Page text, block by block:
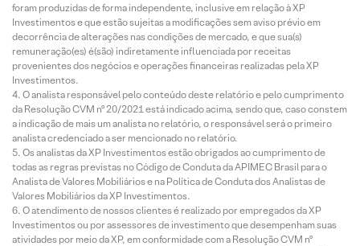
foram produzidas de forma independente, inclusive em relação à XP
Investimentos e que estão sujeitas a modificações sem aviso prévio em
decorrência de alterações nas condições de mercado, e que sua(s)
remuneração(es) é(são) indiretamente influenciada por receitas
provenientes dos negócios e operações financeiras realizadas pela XP
Investimentos.
O analista responsável pelo conteúdo deste relatório e pelo cumprimento
da Resolução CVM nº 20/2021 está indicado acima, sendo que, caso constem
a indicação de mais um analista no relatório, o responsável será o primeiro
analista credenciado a ser mencionado no relatório.
Os analistas da XP Investimentos estão obrigados ao cumprimento de
todas as regras previstas no Código de Conduta da APIMEC Brasil para o
Analista de Valores Mobiliários e na Política de Conduta dos Analistas de
Valores Mobiliários da XP Investimentos.
O atendimento de nossos clientes é realizado por empregados da XP
Investimentos ou por assessores de investimento que desempenham suas
atividades por meio da XP, em conformidade com a Resolução CVM nº